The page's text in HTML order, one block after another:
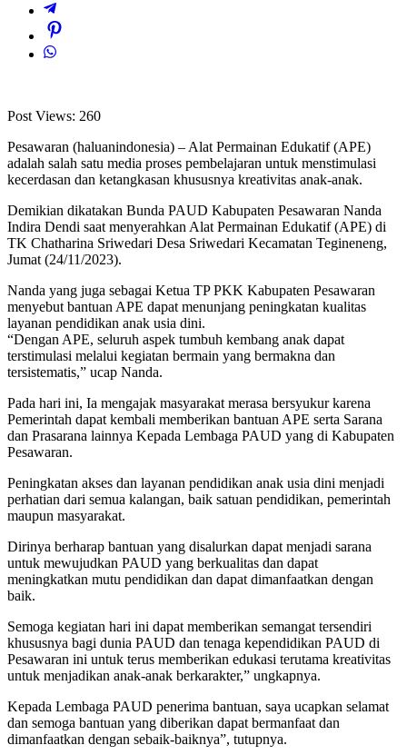
Post Views: 260
Pesawaran (haluanindonesia) – Alat Permainan Edukatif (APE)
adalah salah satu media proses pembelajaran untuk menstimulasi
kecerdasan dan ketangkasan khususnya kreativitas anak-anak.
Demikian dikatakan Bunda PAUD Kabupaten Pesawaran Nanda
Indira Dendi saat menyerahkan Alat Permainan Edukatif (APE) di
TK Chatharina Sriwedari Desa Sriwedari Kecamatan Tegineneng,
Jumat (24/11/2023).
Nanda yang juga sebagai Ketua TP PKK Kabupaten Pesawaran
menyebut bantuan APE dapat menunjang peningkatan kualitas
layanan pendidikan anak usia dini.
“Dengan APE, seluruh aspek tumbuh kembang anak dapat
terstimulasi melalui kegiatan bermain yang bermakna dan
tersistematis,” ucap Nanda.
Pada hari ini, Ia mengajak masyarakat merasa bersyukur karena
Pemerintah dapat kembali memberikan bantuan APE serta Sarana
dan Prasarana lainnya Kepada Lembaga PAUD yang di Kabupaten
Pesawaran.
Peningkatan akses dan layanan pendidikan anak usia dini menjadi
perhatian dari semua kalangan, baik satuan pendidikan, pemerintah
maupun masyarakat.
Dirinya berharap bantuan yang disalurkan dapat menjadi sarana
untuk mewujudkan PAUD yang berkualitas dan dapat
meningkatkan mutu pendidikan dan dapat dimanfaatkan dengan
baik.
Semoga kegiatan hari ini dapat memberikan semangat tersendiri
khususnya bagi dunia PAUD dan tenaga kependidikan PAUD di
Pesawaran ini untuk terus memberikan edukasi terutama kreativitas
untuk menjadikan anak-anak berkarakter,” ungkapnya.
Kepada Lembaga PAUD penerima bantuan, saya ucapkan selamat
dan semoga bantuan yang diberikan dapat bermanfaat dan
dimanfaatkan dengan sebaik-baiknya”, tutupnya.